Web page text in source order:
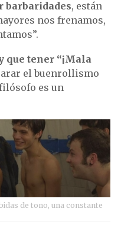
barbaridades, están
nos frenamos,
que tener “¡Mala
el buenrollismo
es un
de tono, una constante